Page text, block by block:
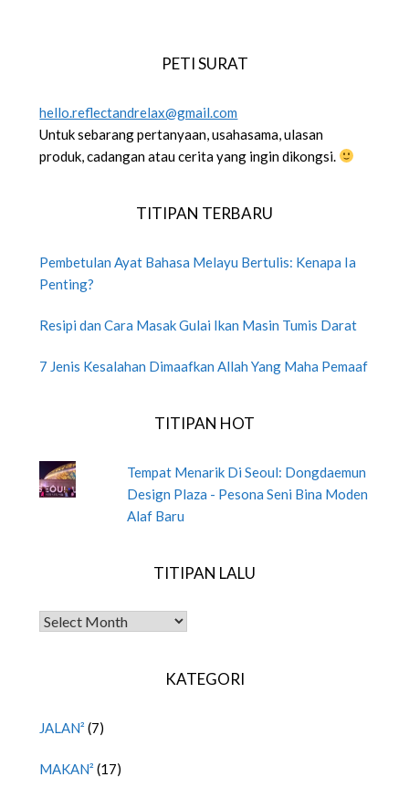
PETI SURAT
hello.reflectandrelax@gmail.com
Untuk sebarang pertanyaan, usahasama, ulasan
produk, cadangan atau cerita yang ingin dikongsi.
TITIPAN TERBARU
Pembetulan Ayat Bahasa Melayu Bertulis: Kenapa Ia
Penting?
Resipi dan Cara Masak Gulai Ikan Masin Tumis Darat
7 Jenis Kesalahan Dimaafkan Allah Yang Maha Pemaaf
TITIPAN HOT
Tempat Menarik Di Seoul: Dongdaemun
Design Plaza - Pesona Seni Bina Moden
Alaf Baru
TITIPAN LALU
TITIPAN LALU
KATEGORI
JALAN² (7)
MAKAN² (17)